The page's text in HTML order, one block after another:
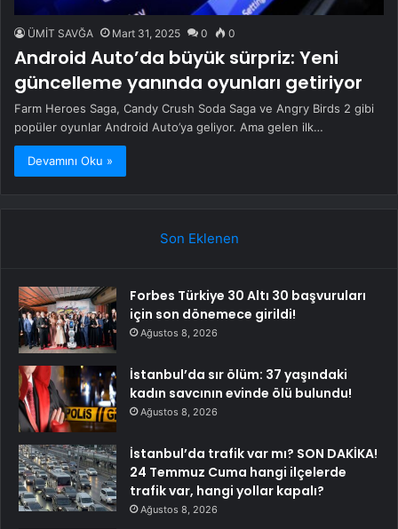
ÜMİT SAVĞA Mart 31, 2025 0 0
Android Auto’da büyük sürpriz: Yeni
güncelleme yanında oyunları getiriyor
Farm Heroes Saga, Candy Crush Soda Saga ve Angry Birds 2 gibi
popüler oyunlar Android Auto’ya geliyor. Ama gelen ilk…
Devamını Oku »
Son Eklenen
Forbes Türkiye 30 Altı 30 başvuruları
için son dönemece girildi!
Ağustos 8, 2026
İstanbul’da sır ölüm: 37 yaşındaki
kadın savcının evinde ölü bulundu!
Ağustos 8, 2026
İstanbul’da trafik var mı? SON DAKİKA!
24 Temmuz Cuma hangi ilçelerde
trafik var, hangi yollar kapalı?
Ağustos 8, 2026